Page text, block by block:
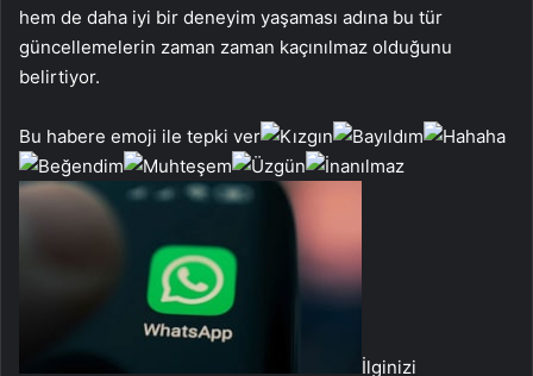
hem de daha iyi bir deneyim yaşaması adına bu tür
güncellemelerin zaman zaman kaçınılmaz olduğunu
belirtiyor.
Bu habere emoji ile tepki ver
İlginizi